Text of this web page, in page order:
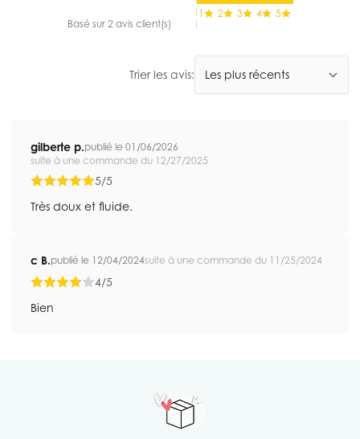
Basé sur 2 avis client(s)
1 2 3 4 5
Trier les avis:
gilberte p.publié le 01/06/2026
suite à une commande du 12/27/2025
5/5
Très doux et fluide.
c B.publié le 12/04/2024suite à une commande du 11/25/2024
4/5
Bien